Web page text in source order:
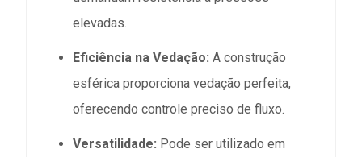
elevadas.
Eficiência na Vedação: A construção
esférica proporciona vedação perfeita,
oferecendo controle preciso de fluxo.
Versatilidade: Pode ser utilizado em